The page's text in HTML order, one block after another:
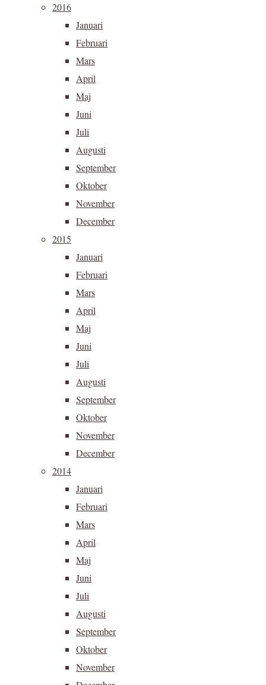
2016
Januari
Februari
Mars
April
Maj
Juni
Juli
Augusti
September
Oktober
November
December
2015
Januari
Februari
Mars
April
Maj
Juni
Juli
Augusti
September
Oktober
November
December
2014
Januari
Februari
Mars
April
Maj
Juni
Juli
Augusti
September
Oktober
November